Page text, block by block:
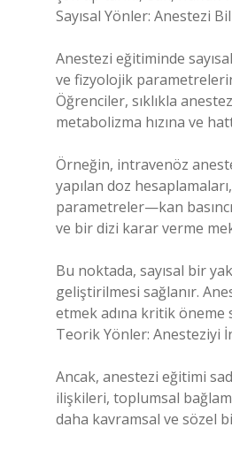
Sayısal Yönler: Anestezi
Anestezi eğitiminde
ve fizyolojik
Öğrenciler, sıklıkla
metabolizma hızına ve
Örneğin, intravenöz
yapılan doz
parametreler—kan
ve bir dizi karar verme
Bu noktada, sayısal bir
geliştirilmesi sağlanır.
etmek adına kritik öneme
Teorik Yönler: Anesteziyi
Ancak, anestezi eğitimi
ilişkileri, toplumsal
daha kavramsal ve sözel